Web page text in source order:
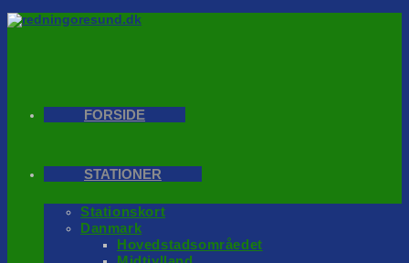
FORSIDE
STATIONER
Stationskort
Danmark
Hovedstadsområedet